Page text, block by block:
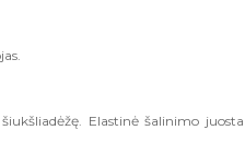
Elastinė šalinimo juosta